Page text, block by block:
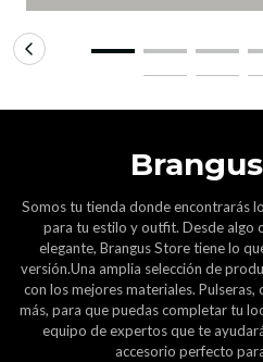
Somos tu tienda donde encontrarás
para tu estilo y outfit. Desde algo
elegante, Brangus Store tiene lo
versión.Una amplia selección de
con los mejores materiales. Pulseras,
más, para que puedas completar tu
equipo de expertos que te
accesorio perfecto